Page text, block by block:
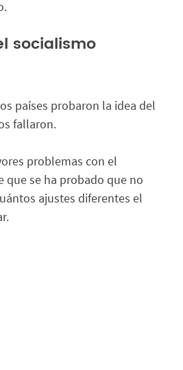
socialismo
países probaron la idea del
fallaron.
problemas con el
que se ha probado que no
ajustes diferentes el